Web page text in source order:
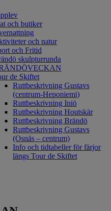
och butiker
och natur
och Fritid
skulpturrunda
de Skiftet
Ruttbeskrivning Gustavs
(centrum-Heponiemi)
Ruttbeskrivning Iniö
Ruttbeskrivning Houtskär
Ruttbeskrivning Brändö
Ruttbeskrivning Gustavs
(Osnäs – centrum)
Info och tidtabeller för färjor
längs Tour de Skiftet